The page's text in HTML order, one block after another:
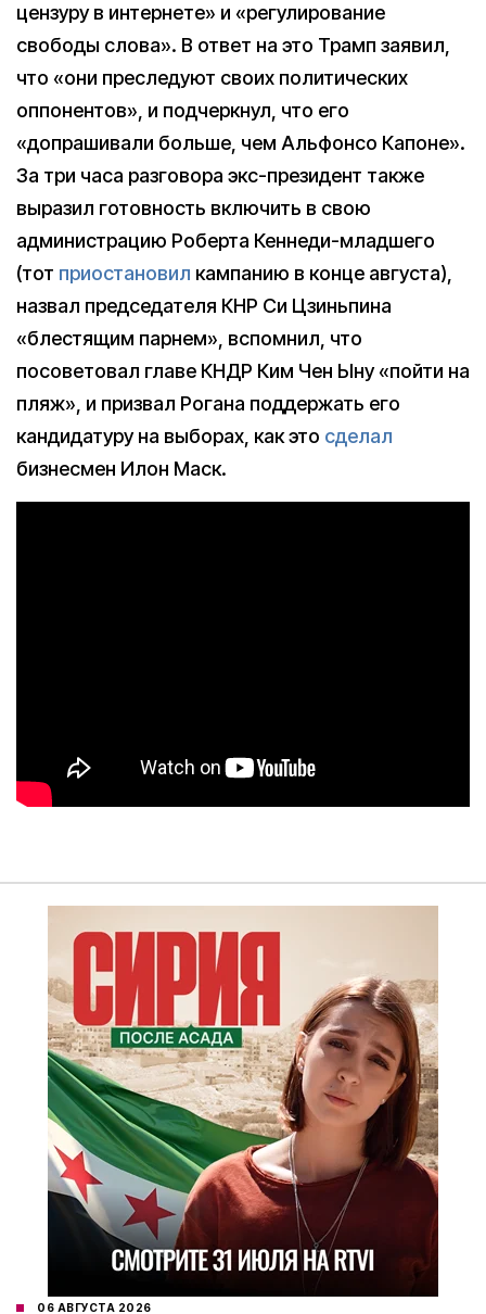
цензуру в интернете» и «регулирование
свободы слова». В ответ на это Трамп заявил,
что «они преследуют своих политических
оппонентов», и подчеркнул, что его
«допрашивали больше, чем Альфонсо Капоне».
За три часа разговора экс-президент также
выразил готовность включить в свою
администрацию Роберта Кеннеди-младшего
(тот приостановил кампанию в конце августа),
назвал председателя КНР Си Цзиньпина
«блестящим парнем», вспомнил, что
посоветовал главе КНДР Ким Чен Ыну «пойти на
пляж», и призвал Рогана поддержать его
кандидатуру на выборах, как это сделал
бизнесмен Илон Маск.
06 АВГУСТА 2026